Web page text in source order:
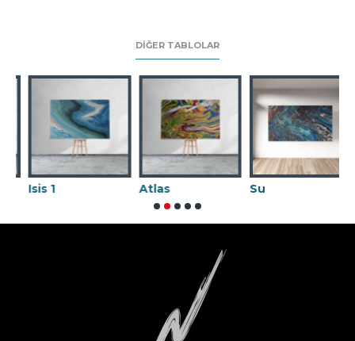
DIĞER TABLOLAR
Atlas Su